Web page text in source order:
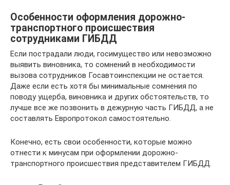
Особенности оформления дорожно-
транспортного происшествия
сотрудниками ГИБДД
Если пострадали люди, госимущество или невозможно
выявить виновника, то сомнений в необходимости
вызова сотрудников Госавтоинспекции не остается.
Даже если есть хотя бы минимальные сомнения по
поводу ущерба, виновника и других обстоятельств, то
лучше все же позвонить в дежурную часть ГИБДД, а не
составлять Европротокол самостоятельно.
Конечно, есть свои особенности, которые можно
отнести к минусам при оформлении дорожно-
транспортного происшествия представителем ГИБДД.